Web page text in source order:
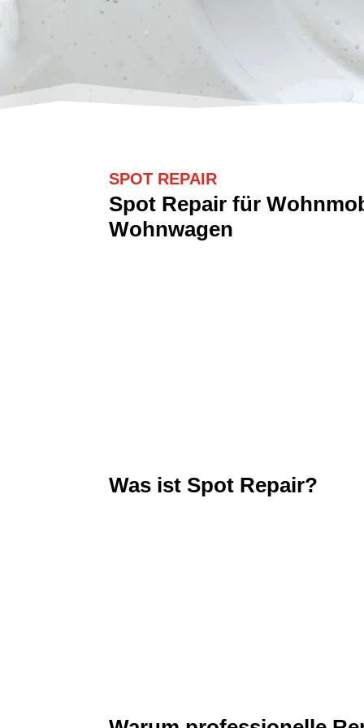
SPOT REPAIR
Spot Repair für
Wohnwagen
Was ist Spot Repair?